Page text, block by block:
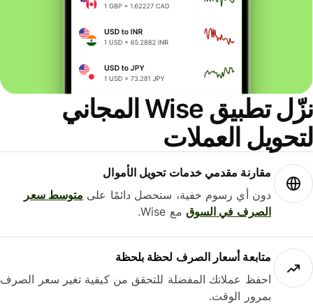
نزّل تطبيق Wise المجاني
العملات
مقارنة مقدمي خدمات تحويل الأموال
دون أي رسوم خفية، ستحصل دائمًا علىمتوسط ​​سعر
الصرف في السوقمع Wise.
متابعة أسعار الصرف لحظة بلحظة
احفظ عملاتك المفضلة للتحقق من كيفية تغير سعر الصرف
بمرور الوقت.